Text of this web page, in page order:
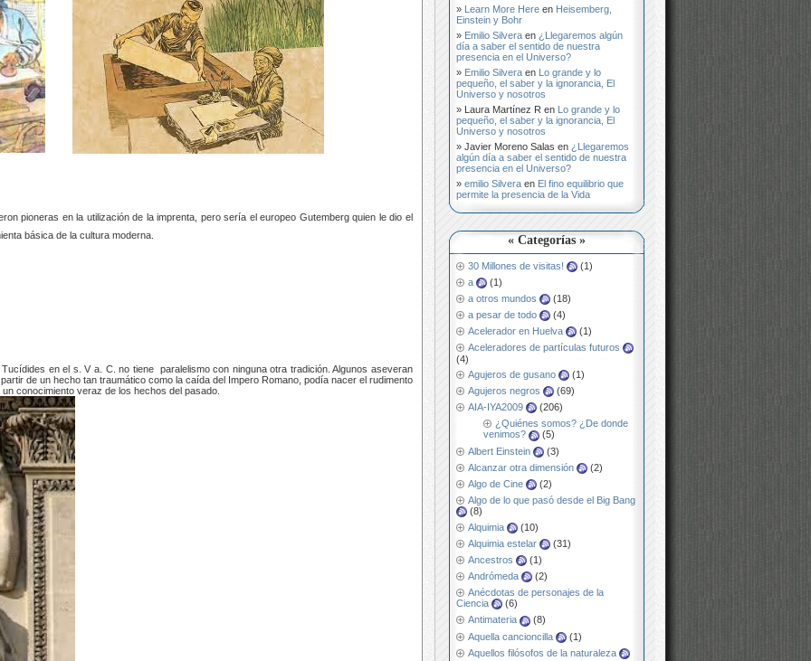
Learn More Here en Heisemberg,
Einstein y Bohr
Emilio Silvera en ¿Llegaremos algún
día a saber el sentido de nuestra
presencia en el Universo?
Emilio Silvera en Lo grande y lo
pequeño, el saber y la ignorancia, El
Universo y nosotros
Laura Martínez R en Lo grande y lo
pequeño, el saber y la ignorancia, El
Universo y nosotros
Javier Moreno Salas en ¿Llegaremos
algún día a saber el sentido de nuestra
presencia en el Universo?
emilio Silvera en El fino equilibrio que
permite la presencia de la Vida
« Categorías »
30 Millones de visitas!
(1)
a
(1)
a otros mundos
(18)
a pesar de todo
(4)
Acelerador en Huelva
(1)
Aceleradores de partículas futuros
(4)
Agujeros de gusano
(1)
Agujeros negros
(69)
AIA-IYA2009
(206)
¿Quiénes somos? ¿De donde
venimos?
(5)
Albert Einstein
(3)
Alcanzar otra dimensión
(2)
Algo de Cine
(2)
Algo de lo que pasó desde el Big Bang
(8)
Alquimia
(10)
Alquimia estelar
(31)
Ancestros
(1)
Andrómeda
(2)
Anécdotas de personajes de la
Ciencia
(6)
Antimateria
(8)
Aquella cancioncilla
(1)
Aquellos filósofos de la naturaleza
pioneras en la utilización de la imprenta, pero sería el europeo Gutemberg quien le dio el
básica de la cultura moderna.
en el s. V a. C. no tiene paralelismo con ninguna otra tradición. Algunos aseveran
de un hecho tan traumático como la caída del Impero Romano, podía nacer el rudimento
conocimiento veraz de los hechos del pasado.